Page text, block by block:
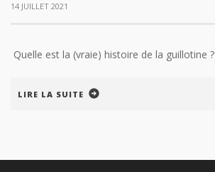
14 JUILLET 2021
Quelle est la (vraie) histoire de la guillotine ?
LIRE LA SUITE